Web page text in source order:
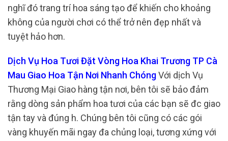
nghĩ đó trang trí hoa sáng tạo để khiến cho khoảng
không của người chơi có thể trở nên đẹp nhất và
tuyệt hảo hơn.
Dịch Vụ Hoa Tươi Đặt Vòng Hoa Khai Trương TP Cà
Mau Giao Hoa Tận Nơi Nhanh ChóngVới dịch Vụ
Thương Mại Giao hàng tận nơi, bên tôi sẽ bảo đảm
rằng dòng sản phẩm hoa tươi của các bạn sẽ đc giao
tận tay và đúng h. Chúng bên tôi cũng có các gói
vàng khuyến mãi ngay đa chủng loại, tương xứng với